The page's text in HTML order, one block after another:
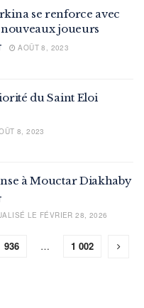
se renforce avec
joueurs
AOÛT 8, 2023
du Saint Eloi
8, 2023
à Mouctar Diakhaby
LE FÉVRIER 28, 2026
936 … 1 002